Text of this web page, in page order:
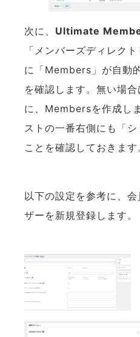
次に、 Ultimate
「メンバーズディレク
に「Members」が自動
を確認します。無い場
に、Membersを作成し
ストの一番右側にも「
ことを確認しておきます
以下の設定を参考に、
ザーを新規登録します。